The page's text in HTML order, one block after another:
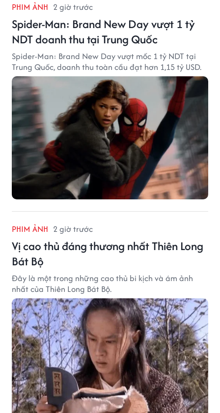
PHIM ẢNH 2 giờ trước
Spider-Man: Brand New Day vượt 1 tỷ
NDT doanh thu tại Trung Quốc
Spider-Man: Brand New Day vượt mốc 1 tỷ NDT tại
Trung Quốc, doanh thu toàn cầu đạt hơn 1,15 tỷ USD.
PHIM ẢNH 2 giờ trước
Vị cao thủ đáng thương nhất Thiên Long
Bát Bộ
Đây là một trong những cao thủ bi kịch và ám ảnh
nhất của Thiên Long Bát Bộ.